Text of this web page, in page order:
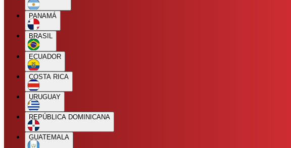
PANAMÁ
BRASIL
ECUADOR
COSTA RICA
URUGUAY
REPÚBLICA DOMINICANA
GUATEMALA